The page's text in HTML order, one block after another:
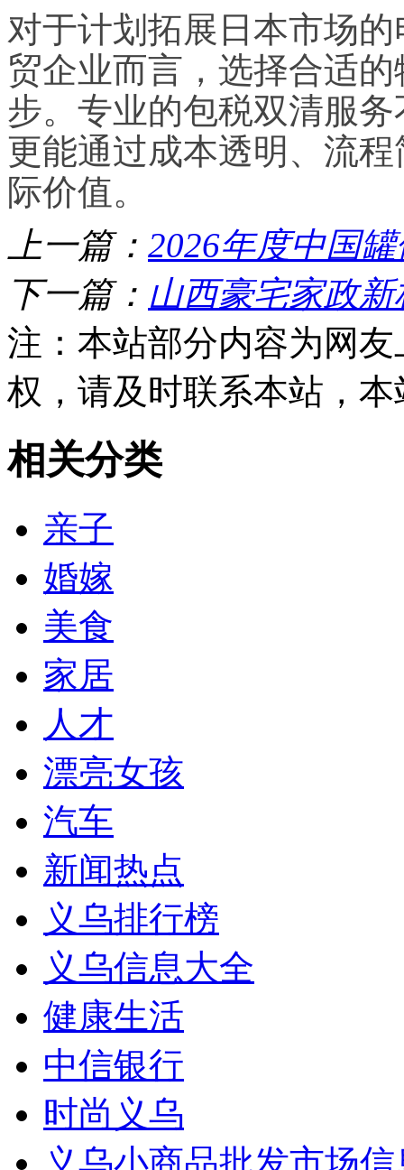
对于计划拓展日本市场
贸企业而言，选择合适
步。专业的包税双清服
更能通过成本透明、流
际价值。
上一篇： 2026年度中国
下一篇： 山西豪宅家政
注：本站部分内容为网
权，请及时联系本站，
相关分类
亲子
婚嫁
美食
家居
人才
漂亮女孩
汽车
新闻热点
义乌排行榜
义乌信息大全
健康生活
中信银行
时尚义乌
义乌小商品批发市场